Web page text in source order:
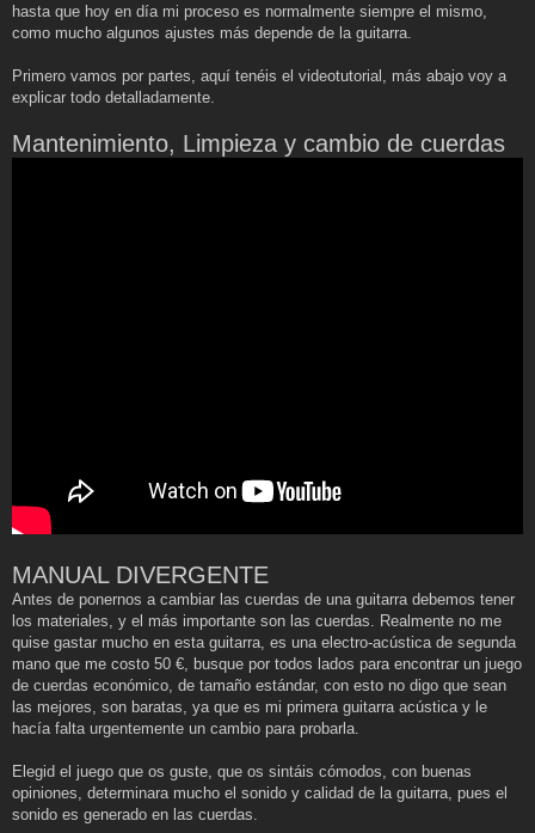
hasta que hoy en día mi proceso es normalmente siempre el mismo,
como mucho algunos ajustes más depende de la guitarra.
Primero vamos por partes, aquí tenéis el videotutorial, más abajo voy a
explicar todo detalladamente.
Mantenimiento, Limpieza y cambio de cuerdas
MANUAL DIVERGENTE
Antes de ponernos a cambiar las cuerdas de una guitarra debemos tener
los materiales, y el más importante son las cuerdas. Realmente no me
quise gastar mucho en esta guitarra, es una electro-acústica de segunda
mano que me costo 50 €, busque por todos lados para encontrar un juego
de cuerdas económico, de tamaño estándar, con esto no digo que sean
las mejores, son baratas, ya que es mi primera guitarra acústica y le
hacía falta urgentemente un cambio para probarla.
Elegid el juego que os guste, que os sintáis cómodos, con buenas
opiniones, determinara mucho el sonido y calidad de la guitarra, pues el
sonido es generado en las cuerdas.